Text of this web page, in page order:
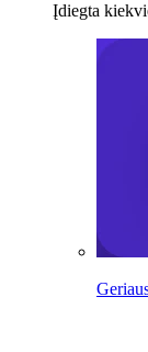
Įdiegta